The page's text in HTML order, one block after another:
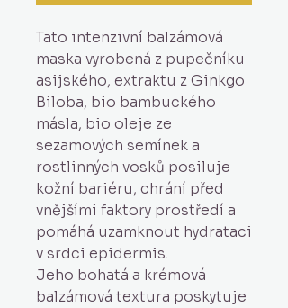
Tato intenzivní balzámová
maska vyrobená z pupečníku
asijského, extraktu z Ginkgo
Biloba, bio bambuckého
másla, bio oleje ze
sezamových semínek a
rostlinných vosků posiluje
kožní bariéru, chrání před
vnějšími faktory prostředí a
pomáhá uzamknout hydrataci
v srdci epidermis.
Jeho bohatá a krémová
balzámová textura poskytuje